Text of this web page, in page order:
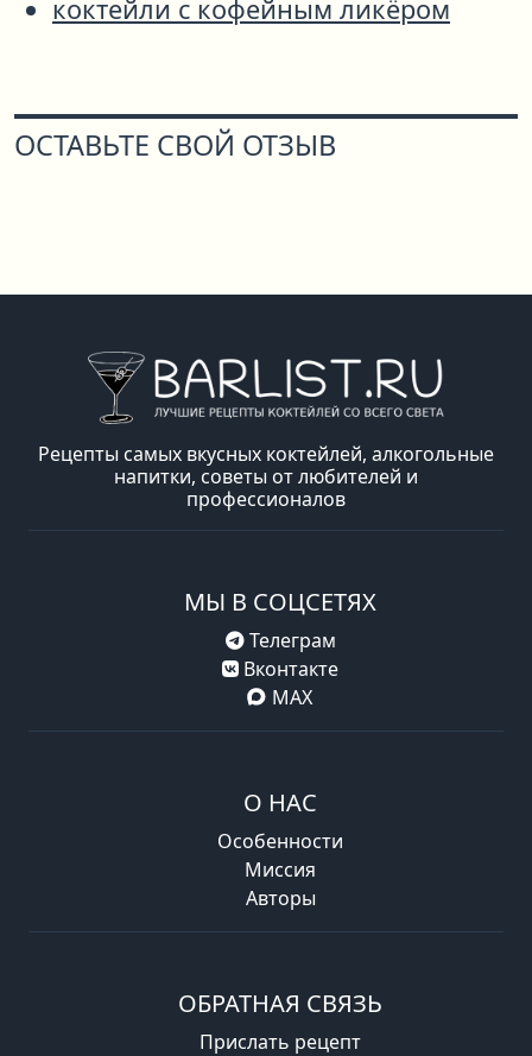
коктейли с кофейным ликёром
ОСТАВЬТЕ СВОЙ ОТЗЫВ
Рецепты самых вкусных коктейлей, алкогольные
напитки, советы от любителей и
профессионалов
МЫ В СОЦСЕТЯХ
Телеграм
Вконтакте
MAX
О НАС
Особенности
Миссия
Авторы
ОБРАТНАЯ СВЯЗЬ
Прислать рецепт